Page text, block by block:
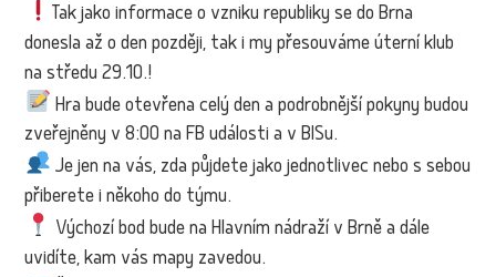
Tak jako informace o vzniku republiky se do Brna
donesla až o den později, tak i my přesouváme úterní klub
na středu 29.10.!
Hra bude otevřena celý den a podrobnější pokyny budou
zveřejněny v 8:00 na FB události a v BISu.
Je jen na vás, zda půjdete jako jednotlivec nebo s sebou
přiberete i někoho do týmu.
Výchozí bod bude na Hlavním nádraží v Brně a dále
uvidíte, kam vás mapy zavedou.